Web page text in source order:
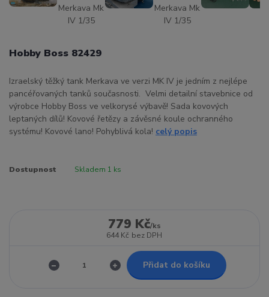
Hobby Boss 82429
Izraelský těžký tank Merkava ve verzi MK IV je jedním z nejlépe
pancéřovaných tanků současnosti. Velmi detailní stavebnice od
výrobce Hobby Boss ve velkorysé výbavě! Sada kovových
leptaných dílů! Kovové řetězy a závěsné koule ochranného
systému! Kovové lano! Pohyblivá kola! celý popis
Dostupnost Skladem 1 ks
779 Kč/ks
644 Kč bez DPH
Přidat do košíku